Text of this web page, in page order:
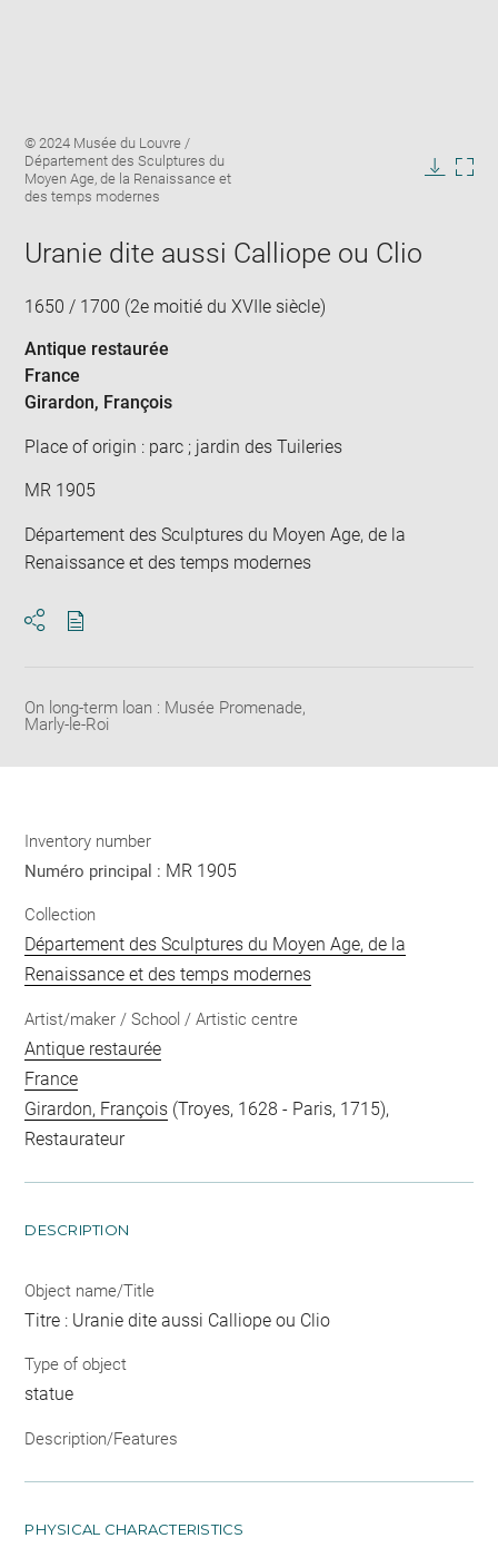
Image
caption:
© 2024 Musée du Louvre /
Département des Sculptures du
Moyen Age, de la Renaissance et
des temps modernes
Uranie dite aussi Calliope ou Clio
1650 / 1700 (2e moitié du XVIIe siècle)
Antique restaurée
France
Girardon, François
Place of origin : parc ; jardin des Tuileries
MR 1905
Département des Sculptures du Moyen Age, de la
Renaissance et des temps modernes
On long-term loan : Musée Promenade,
Marly-le-Roi
Inventory number
Numéro principal : MR 1905
Collection
Département des Sculptures du Moyen Age, de la
Renaissance et des temps modernes
Artist/maker / School / Artistic centre
Antique restaurée
France
Girardon, François (Troyes, 1628 - Paris, 1715),
Restaurateur
DESCRIPTION
Object name/Title
Titre : Uranie dite aussi Calliope ou Clio
Type of object
statue
Description/Features
PHYSICAL CHARACTERISTICS